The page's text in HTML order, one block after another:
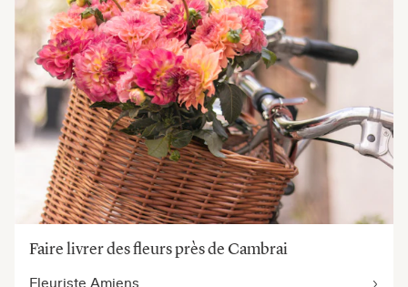
Faire livrer des fleurs près de Cambrai
Fleuriste Amiens